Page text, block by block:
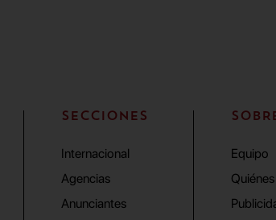
SECCIONES
Internacional
Agencias
Anunciantes
Equipo